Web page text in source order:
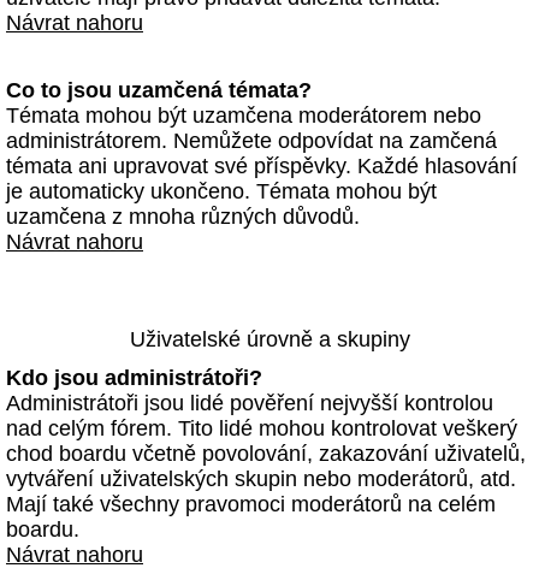
Návrat nahoru
Co to jsou uzamčená témata?
Témata mohou být uzamčena moderátorem nebo
administrátorem. Nemůžete odpovídat na zamčená
témata ani upravovat své příspěvky. Každé hlasování
je automaticky ukončeno. Témata mohou být
uzamčena z mnoha různých důvodů.
Návrat nahoru
Uživatelské úrovně a skupiny
Kdo jsou administrátoři?
Administrátoři jsou lidé pověření nejvyšší kontrolou
nad celým fórem. Tito lidé mohou kontrolovat veškerý
chod boardu včetně povolování, zakazování uživatelů,
vytváření uživatelských skupin nebo moderátorů, atd.
Mají také všechny pravomoci moderátorů na celém
boardu.
Návrat nahoru